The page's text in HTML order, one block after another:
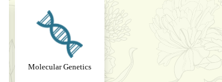
Molecular Genetics